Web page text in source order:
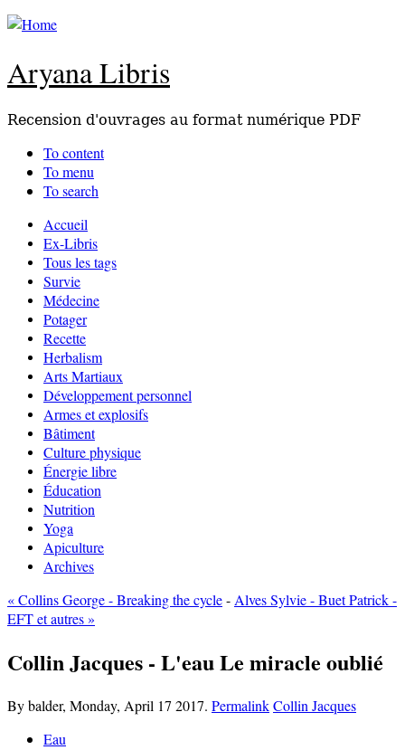
Aryana Libris
Recension d'ouvrages au format numérique PDF
To content
To menu
To search
Accueil
Ex-Libris
Tous les tags
Survie
Médecine
Potager
Recette
Herbalism
Arts Martiaux
Développement personnel
Armes et explosifs
Bâtiment
Culture physique
Énergie libre
Éducation
Nutrition
Yoga
Apiculture
Archives
« Collins George - Breaking the cycle- Alves Sylvie - Buet Patrick -
EFT et autres »
Collin Jacques - L'eau Le miracle oublié
By balder, Monday, April 17 2017. PermalinkCollin Jacques
Eau